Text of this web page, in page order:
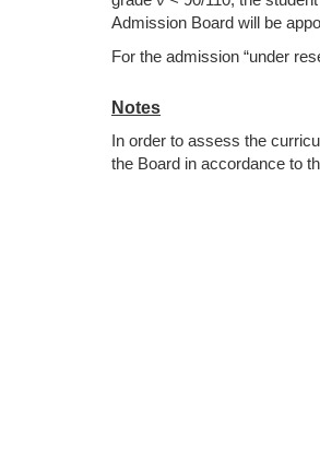
Admission Board will be
For the admission “under
Notes
In order to assess the
the Board in accordance to